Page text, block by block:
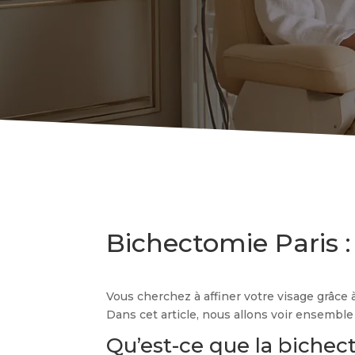
Bichectomie Paris
Vous cherchez à affiner votre visage grâce
Dans cet article, nous allons voir
Qu’est-ce que la